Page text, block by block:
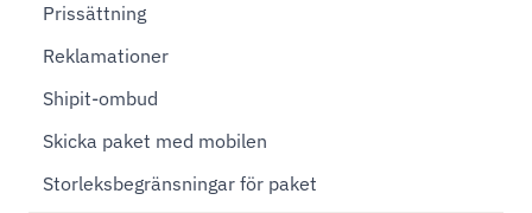
Prissättning
Reklamationer
Shipit-ombud
Skicka paket med mobilen
Storleksbegränsningar för paket